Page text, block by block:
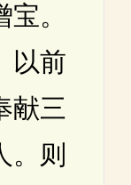
。
以前
献三
。则